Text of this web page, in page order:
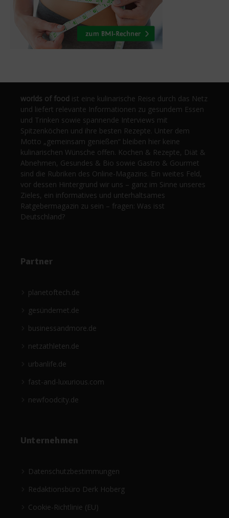
worlds of food ist eine kulinarische Reise durch das Netz
und liefert relevante Informationen zu gesundem Essen
und Trinken sowie spannende Interviews mit
Spitzenköchen und ihre besten Rezepte. Unter dem
Motto „gemeinsam genießen“ bleiben hier keine
kulinarischen Wünsche offen. Kochen & Rezepte, Diät &
Abnehmen, Gesundes & Bio sowie Gastro & Gourmet
sind die Rubriken des Online-Magazins. Ein weites Feld,
vor dessen Hintergrund wir uns – ganz im Sinne unseres
Zieles, ein informatives und unterhaltsames
Ratgebermagazin zu sein – fragen: Was isst
Deutschland?
Partner
planetoftech.de
gesündernet.de
businessandmore.de
netzathleten.de
urbanlife.de
fast-and-luxurious.com
newfoodcity.de
Unternehmen
Datenschutzbestimmungen
Redaktionsbüro Derk Hoberg
Cookie-Richtlinie (EU)